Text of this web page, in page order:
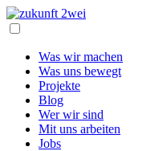
Was wir machen
Was uns bewegt
Projekte
Blog
Wer wir sind
Mit uns arbeiten
Jobs